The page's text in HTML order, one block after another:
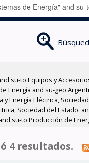
to:Equipos y
and su-
Energía Eléctrica,
Sociedad del
su-to:Producción de
4 resultados.